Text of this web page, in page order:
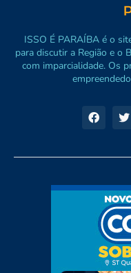
ISSO É PARAÍBA é o
para discutir a Região e o
com imparcialidade. Os